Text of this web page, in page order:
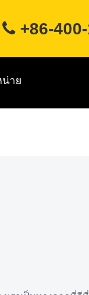
+86-
าย